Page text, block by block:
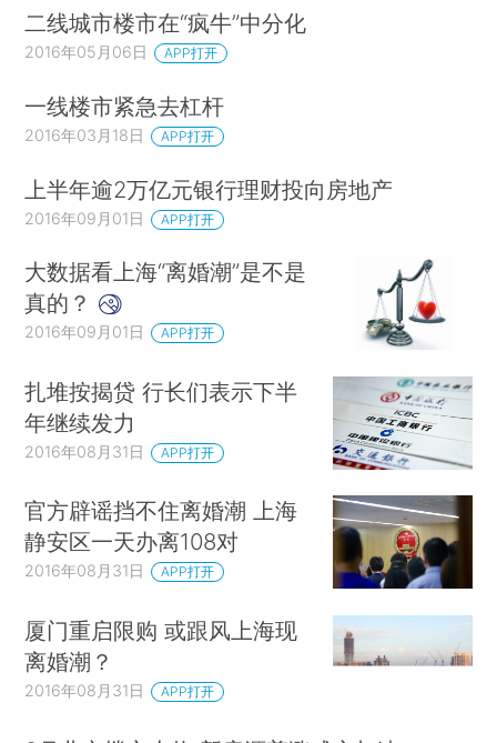
二线城市楼市在“疯牛”中分化
2016年05月06日 APP打开
一线楼市紧急去杠杆
2016年03月18日 APP打开
上半年逾2万亿元银行理财投向房地产
2016年09月01日 APP打开
大数据看上海“离婚潮”是不是
真的？
2016年09月01日 APP打开
扎堆按揭贷 行长们表示下半
年继续发力
2016年08月31日 APP打开
官方辟谣挡不住离婚潮 上海
静安区一天办离108对
2016年08月31日 APP打开
厦门重启限购 或跟风上海现
离婚潮？
2016年08月31日 APP打开